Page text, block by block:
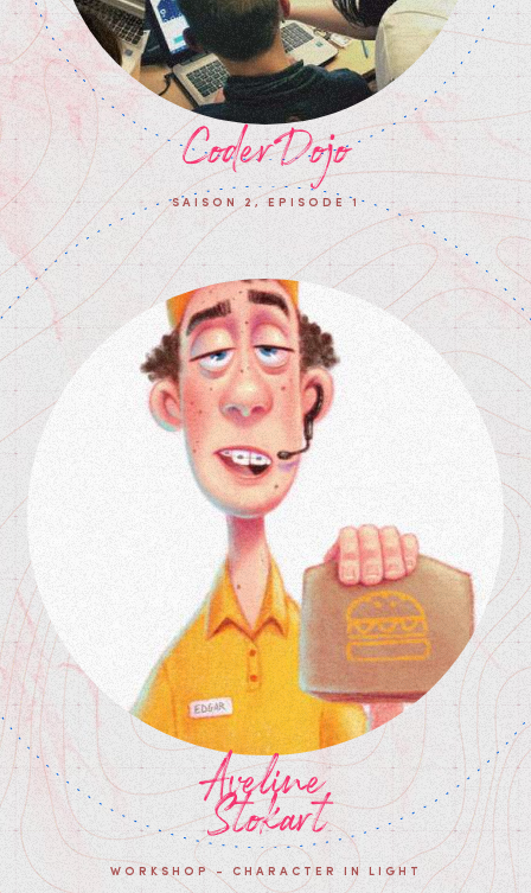
CoderDojo
SAISON 2, EPISODE 1
Aveline
Stokart
WORKSHOP - CHARACTER IN LIGHT